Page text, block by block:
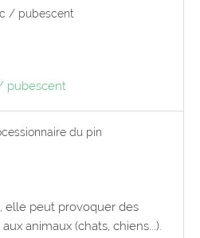
/ pubescent
pubescent
du pin
elle peut provoquer des
animaux (chats, chiens...).